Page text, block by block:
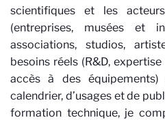
scientifiques et les
(entreprises, musées et
associations, studios,
besoins réels (R&D,
accès à des
calendrier, d’usages et de
formation technique, je